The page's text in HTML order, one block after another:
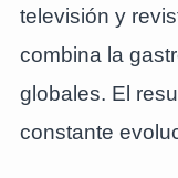
televisión y
combina la
globales. El
constante